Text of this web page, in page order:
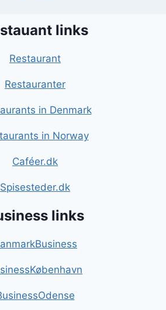
links
Restaurant
Restauranter
in Denmark
in Norway
Caféer.dk
Spisesteder.dk
links